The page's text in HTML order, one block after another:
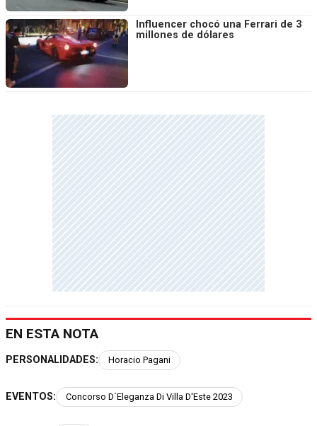
Influencer chocó una Ferrari de 3
millones de dólares
EN ESTA NOTA
PERSONALIDADES: Horacio Pagani
EVENTOS: Concorso D´Eleganza Di Villa D'Este 2023